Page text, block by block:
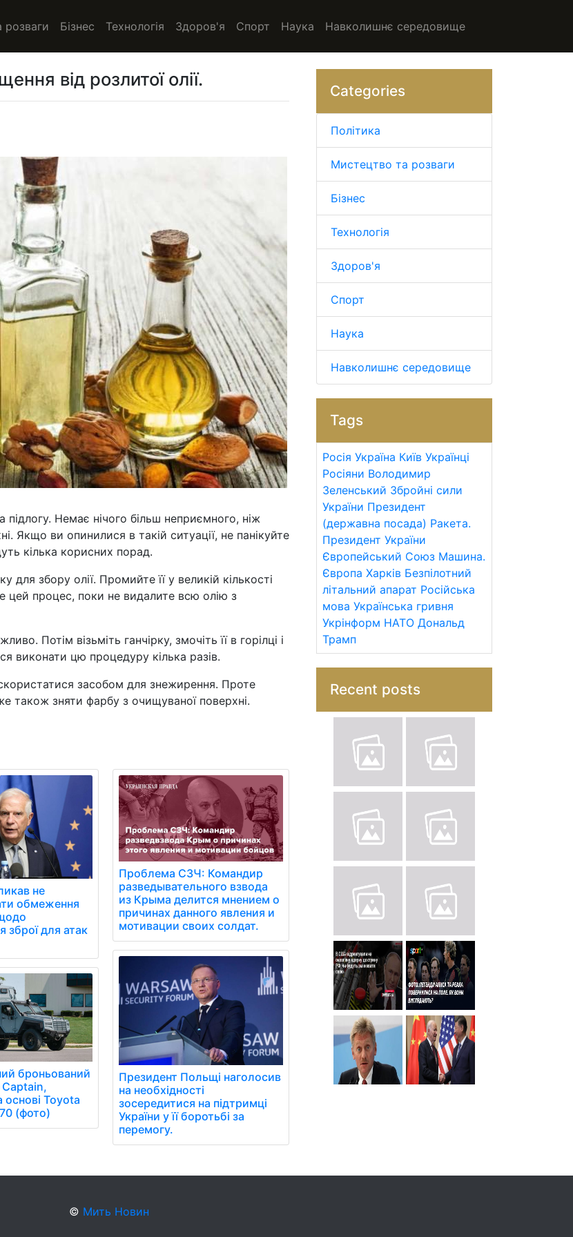
Бізнес Технологія Здоров'я Спорт Наука Навколишнє середовище
від розлитої олії.
підлогу. Немає нічого більш неприємного, ніж
Якщо ви опинилися в такій ситуації, не панікуйте
кілька корисних порад.
збору олії. Промийте її у великій кількості
процес, поки не видалите всю олію з
Потім візьміть ганчірку, змочіть її в горілці і
виконати цю процедуру кілька разів.
засобом для знежирення. Проте
зняти фарбу з очищуваної поверхні.
не
обмеження
зброї для атак
броньований
основі Toyota
(фото)
Проблема СЗЧ: Командир
разведывательного взвода
из Крыма делится мнением о
причинах данного явления и
мотивации своих солдат.
Президент Польщі наголосив
на необхідності
зосередитися на підтримці
України у її боротьбі за
перемогу.
Categories
Політика
Мистецтво та розваги
Бізнес
Технологія
Здоров'я
Спорт
Наука
Навколишнє середовище
Tags
Росія Україна Київ Українці
Росіяни Володимир
Зеленський Збройні сили
України Президент
(державна посада) Ракета.
Президент України
Європейський Союз Машина.
Європа Харків Безпілотний
літальний апарат Російська
мова Українська гривня
Укрінформ НАТО Дональд
Трамп
Recent posts
© Мить Новин